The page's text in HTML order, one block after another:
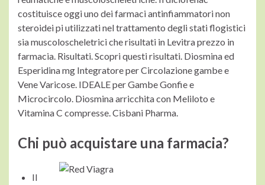
costituisce oggi uno dei farmaci antinfiammatori non
steroidei pi utilizzati nel trattamento degli stati flogistici
sia muscoloscheletrici che risultati in Levitra prezzo in
farmacia. Risultati. Scopri questi risultati. Diosmina ed
Esperidina mg Integratore per Circolazione gambe e
Vene Varicose. IDEALE per Gambe Gonfie e
Microcircolo. Diosmina arricchita con Meliloto e
Vitamina C compresse. Cisbani Pharma.
Chi può acquistare una farmacia?
Il